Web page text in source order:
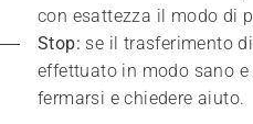
con esattezza il modo di
Stop: se il trasferimento
effettuato in modo sano
fermarsi e chiedere aiuto.